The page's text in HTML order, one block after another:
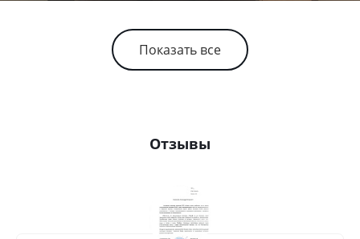
Показать все
Отзывы